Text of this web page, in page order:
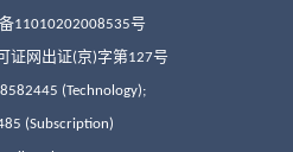
11010202008535号
证网出证(京)字第127号
(Technology);
(Subscription)